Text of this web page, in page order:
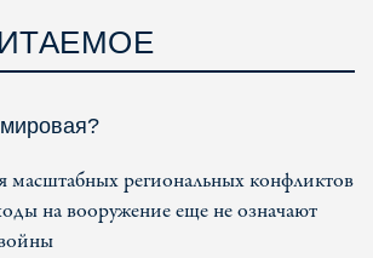
масштабных региональных конфликтов
на вооружение еще не означают